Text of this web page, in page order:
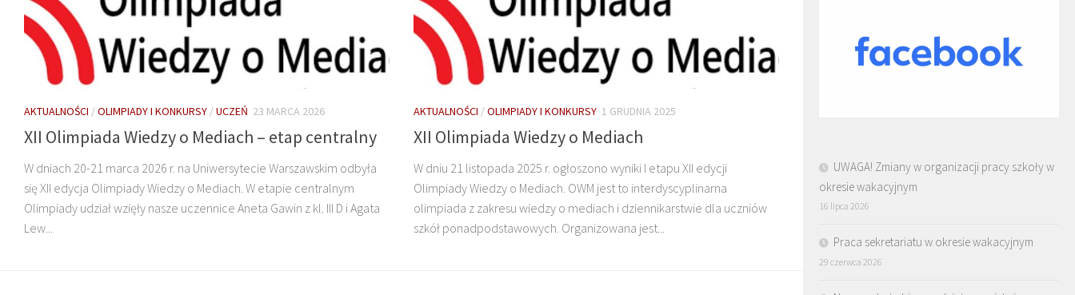
AKTUALNOŚCI /OLIMPIADY I KONKURSY /UCZEŃ 23 MARCA 2026
XII Olimpiada Wiedzy o Mediach – etap centralny
W dniach 20-21 marca 2026 r. na Uniwersytecie Warszawskim odbyła
się XII edycja Olimpiady Wiedzy o Mediach. W etapie centralnym
Olimpiady udział wzięły nasze uczennice Aneta Gawin z kl. III D i Agata
Lew...
AKTUALNOŚCI /OLIMPIADY I KONKURSY 1 GRUDNIA 2025
XII Olimpiada Wiedzy o Mediach
W dniu 21 listopada 2025 r. ogłoszono wyniki I etapu XII edycji
Olimpiady Wiedzy o Mediach. OWM jest to interdyscyplinarna
olimpiada z zakresu wiedzy o mediach i dziennikarstwie dla uczniów
szkół ponadpodstawowych. Organizowana jest...
UWAGA! Zmiany w organizacji pracy szkoły w
okresie wakacyjnym
16 lipca 2026
Praca sekretariatu w okresie wakacyjnym
29 czerwca 2026